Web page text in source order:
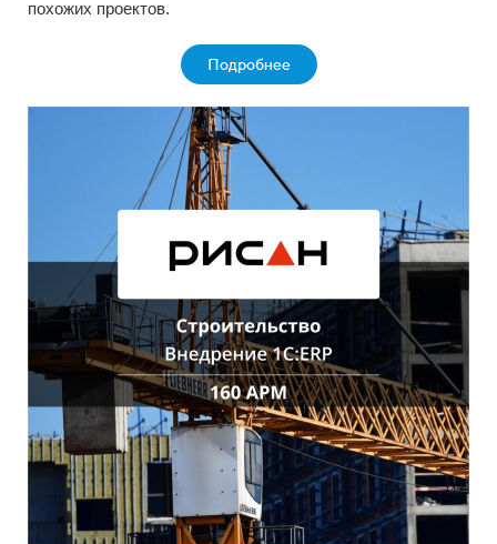
похожих проектов.
Подробнее